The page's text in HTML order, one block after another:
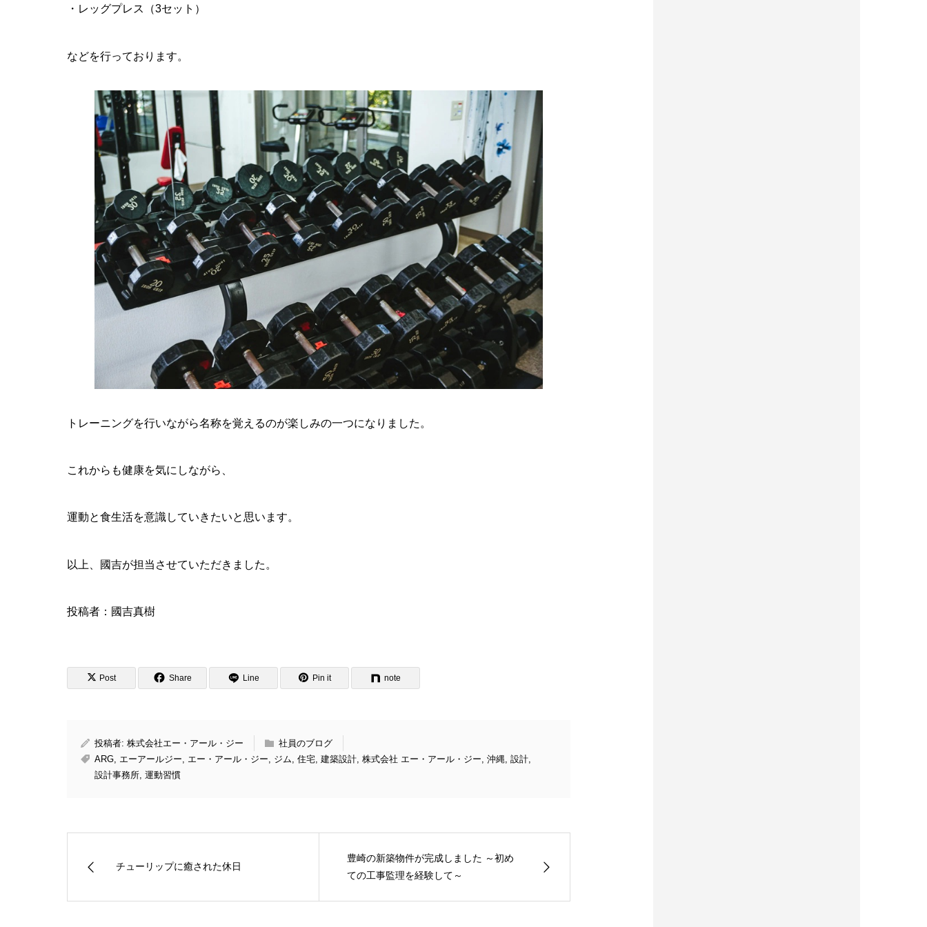
・レッグプレス（3セット）
などを行っております。
トレーニングを行いながら名称を覚えるのが楽しみの一つになりました。
これからも健康を気にしながら、
運動と食生活を意識していきたいと思います。
以上、國吉が担当させていただきました。
投稿者：國吉真樹
Post Share Line Pin it note
投稿者: 株式会社エー・アール・ジー
社員のブログ
ARG エーアールジー エー・アール・ジー ジム 住宅 建築設計 株式会社 エー・アール・ジー 沖縄 設計
設計事務所 運動習慣
チューリップに癒された休日
豊崎の新築物件が完成しました ～初め
ての工事監理を経験して～